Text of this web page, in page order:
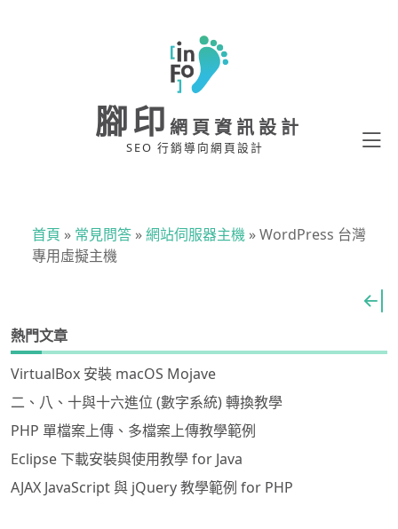
腳印 網頁資訊設計
SEO 行銷導向網頁設計
首頁 » 常見問答 »網站伺服器主機 »WordPress 台灣
專用虛擬主機
熱門文章
VirtualBox 安裝 macOS Mojave
二、八、十與十六進位 (數字系統) 轉換教學
PHP 單檔案上傳、多檔案上傳教學範例
Eclipse 下載安裝與使用教學 for Java
AJAX JavaScript 與 jQuery 教學範例 for PHP